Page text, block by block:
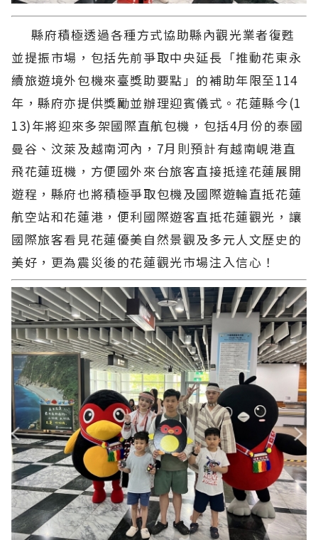
縣府積極透過各種方式協助縣內觀光業者復甦
並提振市場，包括先前爭取中央延長「推動花東永
續旅遊境外包機來臺獎助要點」的補助年限至114
年，縣府亦提供獎勵並辦理迎賓儀式。花蓮縣今(1
13)年將迎來多架國際直航包機，包括4月份的泰國
曼谷、汶萊及越南河內，7月則預計有越南峴港直
飛花蓮班機，方便國外來台旅客直接抵達花蓮展開
遊程，縣府也將積極爭取包機及國際遊輪直抵花蓮
航空站和花蓮港，便利國際遊客直抵花蓮觀光，讓
國際旅客看見花蓮優美自然景觀及多元人文歷史的
美好，更為震災後的花蓮觀光市場注入信心！